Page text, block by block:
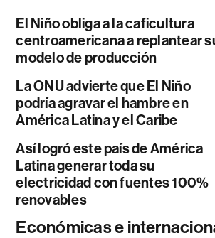
El Niño obliga a la caficultura
centroamericana a replantear
modelo de producción
La ONU advierte que El Niño
podría agravar el hambre en
América Latina y el Caribe
Así logró este país de América
Latina generar toda su
electricidad con fuentes 100%
renovables
Económicas e